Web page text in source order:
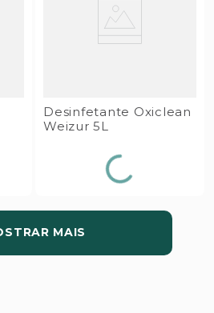
Desinfetante Oxiclean
Weizur 5L
MAIS